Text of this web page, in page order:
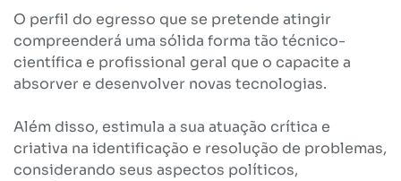
O perfil do egresso que se pretende atingir
compreenderá uma sólida forma tão técnico-
científica e profissional geral que o capacite a
absorver e desenvolver novas tecnologias.
Além disso, estimula a sua atuação crítica e
criativa na identificação e resolução de problemas,
considerando seus aspectos políticos,